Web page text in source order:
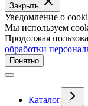
Закрыть
Уведомление о
Мы используем
Продолжая
обработки
Понятно
Каталог